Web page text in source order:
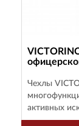
Чехлы
активных